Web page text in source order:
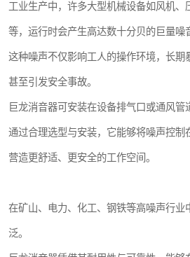
工业生产中，许多大型机械设备如风机、
等，运行时会产生高达数十分贝的巨量噪
这种噪声不仅影响工人的操作环境，长期
甚至引发安全事故。
巨龙消音器可安装在设备排气口或通风管
通过合理选型与安装，它能够将噪声控制
营造更舒适、更安全的工作空间。
在矿山、电力、化工、钢铁等高噪声行业
泛。